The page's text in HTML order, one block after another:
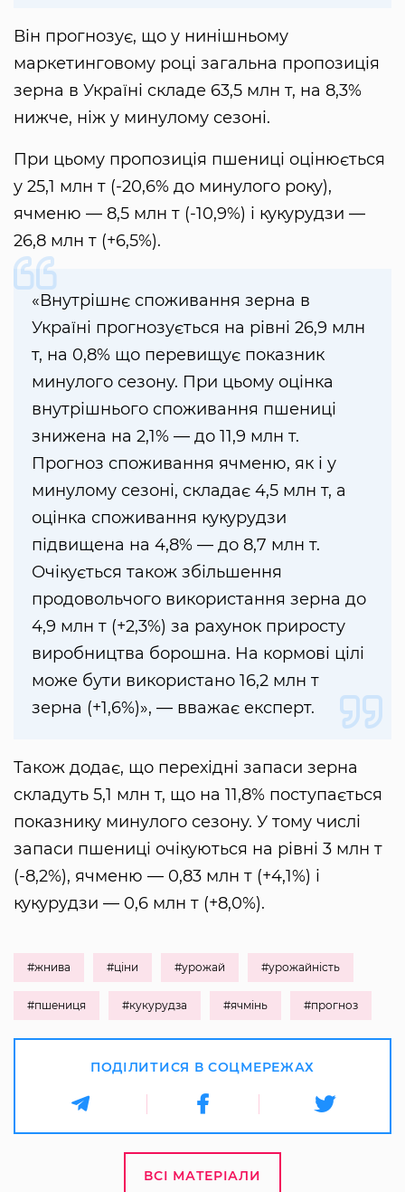
Він прогнозує, що у нинішньому
маркетинговому році загальна пропозиція
зерна в Україні складе 63,5 млн т, на 8,3%
нижче, ніж у минулому сезоні.
При цьому пропозиція пшениці оцінюється
у 25,1 млн т (-20,6% до минулого року),
ячменю — 8,5 млн т (-10,9%) і кукурудзи —
26,8 млн т (+6,5%).
«Внутрішнє споживання зерна в
Україні прогнозується на рівні 26,9 млн
т, на 0,8% що перевищує показник
минулого сезону. При цьому оцінка
внутрішнього споживання пшениці
знижена на 2,1% — до 11,9 млн т.
Прогноз споживання ячменю, як і у
минулому сезоні, складає 4,5 млн т, а
оцінка споживання кукурудзи
підвищена на 4,8% — до 8,7 млн ​​т.
Очікується також збільшення
продовольчого використання зерна до
4,9 млн т (+2,3%) за рахунок приросту
виробництва борошна. На кормові цілі
може бути використано 16,2 млн т
зерна (+1,6%)», — вважає експерт.
Також додає, що перехідні запаси зерна
складуть 5,1 млн т, що на 11,8% поступається
показнику минулого сезону. У тому числі
запаси пшениці очікуються на рівні 3 млн т
(-8,2%), ячменю — 0,83 млн т (+4,1%) і
кукурудзи — 0,6 млн т (+8,0%).
#жнива #ціни #урожай #урожайність
#пшениця #кукурудза #ячмінь #прогноз
ПОДІЛИТИСЯ В СОЦМЕРЕЖАХ
ВСІ МАТЕРІАЛИ